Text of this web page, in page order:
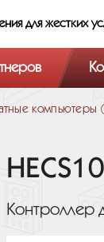
для жестких
компьютеры
Контроллер